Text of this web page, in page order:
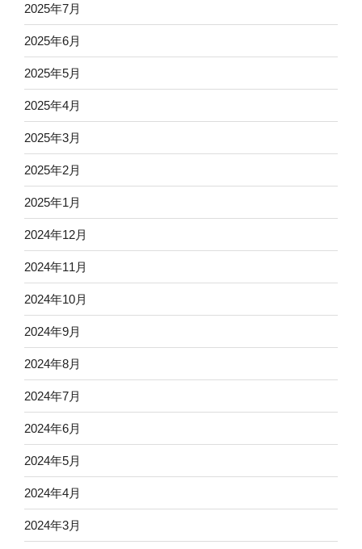
2025年7月
2025年6月
2025年5月
2025年4月
2025年3月
2025年2月
2025年1月
2024年12月
2024年11月
2024年10月
2024年9月
2024年8月
2024年7月
2024年6月
2024年5月
2024年4月
2024年3月